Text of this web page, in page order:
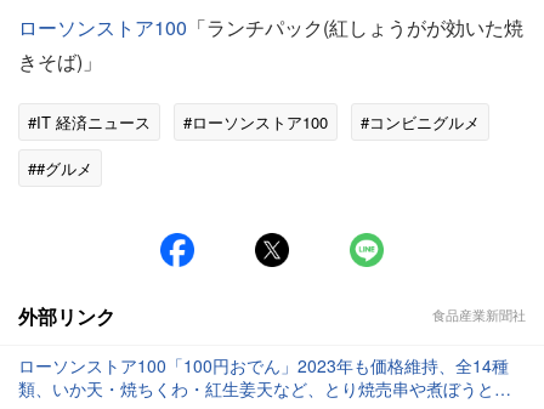
ローソンストア100 「ランチパック(紅しょうがが効いた焼
きそば)」
#IT 経済ニュース #ローソンストア100
#コンビニグルメ
##グルメ
外部リンク 食品産業新聞社
ローソンストア100「100円おでん」2023年も価格維持、全14種
類、いか天・焼ちくわ・紅生姜天など、とり焼売串や煮ぼうとう